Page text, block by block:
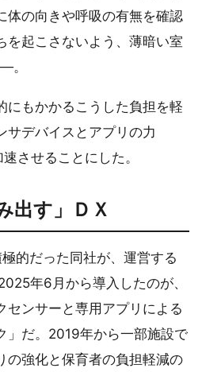
体の向きや呼吸の有無を確認
を起こさないよう、薄暗い室
。
にもかかるこうした負担を軽
サデバイスとアプリの力
させることにした。
出す」ＤＸ
的だった同社が、運営する
年6月から導入したのが、
センサーと専用アプリによる
」だ。2019年から一部施設で
の強化と保育者の負担軽減の